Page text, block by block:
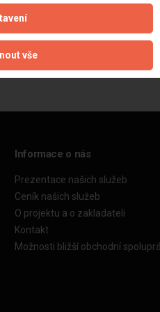
dne 01.12.2024 09:00:09
Informace o nás
Prezentace našich služeb
Ceník našich služeb
O projektu a o zakladateli
Kontakt
Možnosti bližší obchodní
vše